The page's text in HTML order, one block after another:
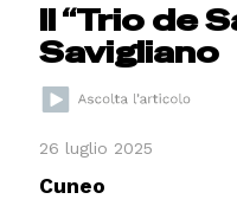
Il “Trio de
Savigliano
26 luglio 2025
Cuneo